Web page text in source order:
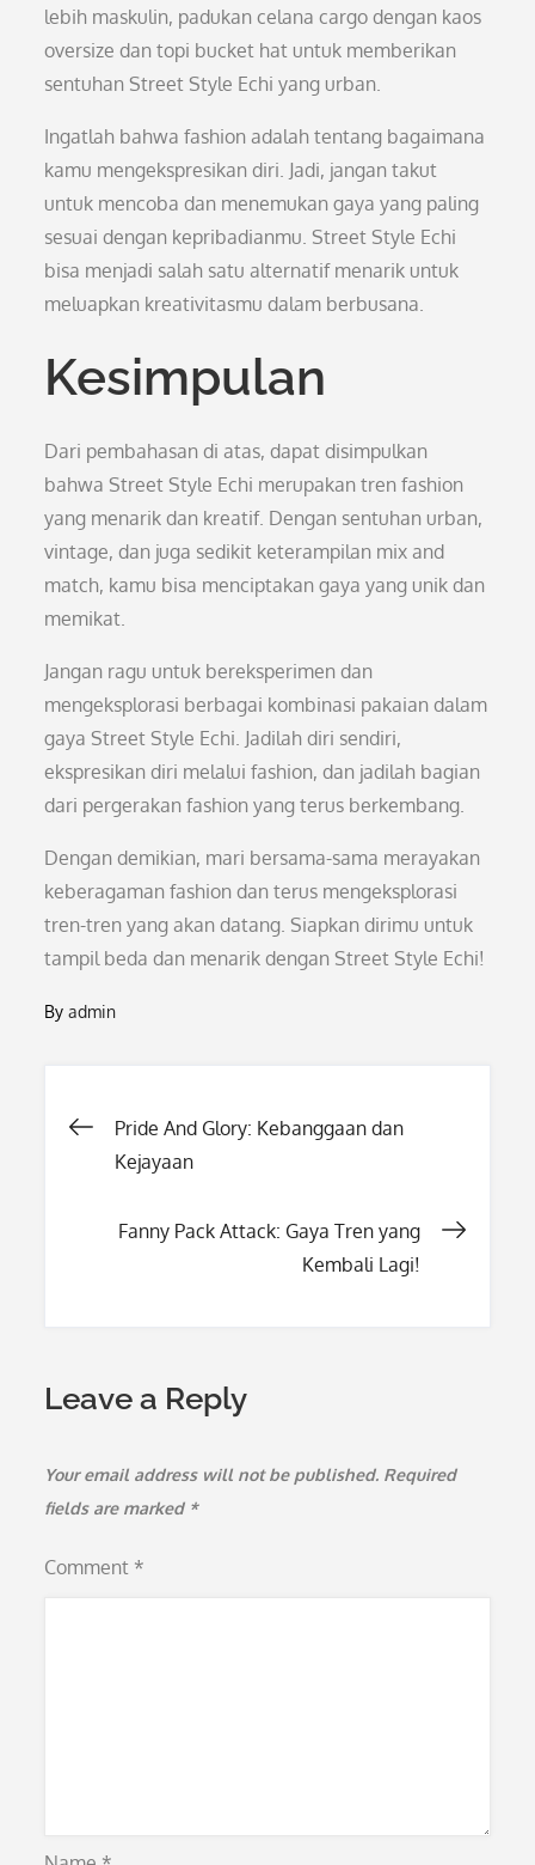
lebih maskulin, padukan celana cargo dengan kaos
oversize dan topi bucket hat untuk memberikan
sentuhan Street Style Echi yang urban.
Ingatlah bahwa fashion adalah tentang bagaimana
kamu mengekspresikan diri. Jadi, jangan takut
untuk mencoba dan menemukan gaya yang paling
sesuai dengan kepribadianmu. Street Style Echi
bisa menjadi salah satu alternatif menarik untuk
meluapkan kreativitasmu dalam berbusana.
Kesimpulan
Dari pembahasan di atas, dapat disimpulkan
bahwa Street Style Echi merupakan tren fashion
yang menarik dan kreatif. Dengan sentuhan urban,
vintage, dan juga sedikit keterampilan mix and
match, kamu bisa menciptakan gaya yang unik dan
memikat.
Jangan ragu untuk bereksperimen dan
mengeksplorasi berbagai kombinasi pakaian dalam
gaya Street Style Echi. Jadilah diri sendiri,
ekspresikan diri melalui fashion, dan jadilah bagian
dari pergerakan fashion yang terus berkembang.
Dengan demikian, mari bersama-sama merayakan
keberagaman fashion dan terus mengeksplorasi
tren-tren yang akan datang. Siapkan dirimu untuk
tampil beda dan menarik dengan Street Style Echi!
Byadmin
Post
Pride And Glory: Kebanggaan dan
Kejayaan
Fanny Pack Attack: Gaya Tren yang
Kembali Lagi!
Leave a Reply
Your email address will not be published. Required
fields are marked *
Comment *